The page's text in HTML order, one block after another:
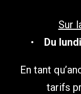
Sur
•
Du
En tant
tarifs